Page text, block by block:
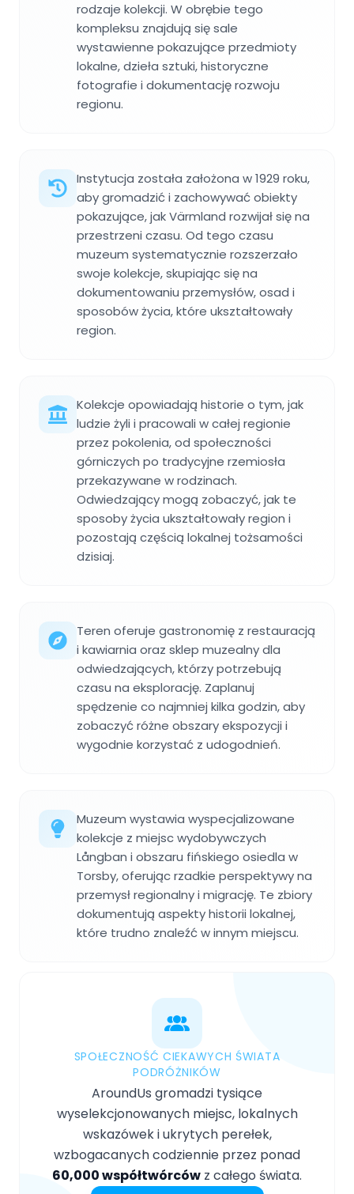
rodzaje kolekcji. W obrębie tego
kompleksu znajdują się sale
wystawienne pokazujące przedmioty
lokalne, dzieła sztuki, historyczne
fotografie i dokumentację rozwoju
regionu.
Instytucja została założona w 1929 roku,
aby gromadzić i zachowywać obiekty
pokazujące, jak Värmland rozwijał się na
przestrzeni czasu. Od tego czasu
muzeum systematycznie rozszerzało
swoje kolekcje, skupiając się na
dokumentowaniu przemysłów, osad i
sposobów życia, które ukształtowały
region.
Kolekcje opowiadają historie o tym, jak
ludzie żyli i pracowali w całej regionie
przez pokolenia, od społeczności
górniczych po tradycyjne rzemiosła
przekazywane w rodzinach.
Odwiedzający mogą zobaczyć, jak te
sposoby życia ukształtowały region i
pozostają częścią lokalnej tożsamości
dzisiaj.
Teren oferuje gastronomię z restauracją
i kawiarnia oraz sklep muzealny dla
odwiedzających, którzy potrzebują
czasu na eksplorację. Zaplanuj
spędzenie co najmniej kilka godzin, aby
zobaczyć różne obszary ekspozycji i
wygodnie korzystać z udogodnień.
Muzeum wystawia wyspecjalizowane
kolekcje z miejsc wydobywczych
Långban i obszaru fińskiego osiedla w
Torsby, oferując rzadkie perspektywy na
przemysł regionalny i migrację. Te zbiory
dokumentują aspekty historii lokalnej,
które trudno znaleźć w innym miejscu.
SPOŁECZNOŚĆ CIEKAWYCH ŚWIATA
PODRÓŻNIKÓW
AroundUs gromadzi tysiące
wyselekcjonowanych miejsc, lokalnych
wskazówek i ukrytych perełek,
wzbogacanych codziennie przez ponad
60,000 współtwórców z całego świata.